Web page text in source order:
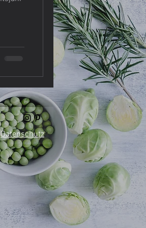
Datenschutz